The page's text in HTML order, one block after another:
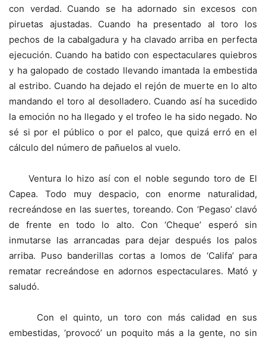
con verdad. Cuando se ha adornado sin excesos con
piruetas ajustadas. Cuando ha presentado al toro los
pechos de la cabalgadura y ha clavado arriba en perfecta
ejecución. Cuando ha batido con espectaculares quiebros
y ha galopado de costado llevando imantada la embestida
al estribo. Cuando ha dejado el rejón de muerte en lo alto
mandando el toro al desolladero. Cuando así ha sucedido
la emoción no ha llegado y el trofeo le ha sido negado. No
sé si por el público o por el palco, que quizá erró en el
cálculo del número de pañuelos al vuelo.
Ventura lo hizo así con el noble segundo toro de El
Capea. Todo muy despacio, con enorme naturalidad,
recreándose en las suertes, toreando. Con ‘Pegaso’ clavó
de frente en todo lo alto. Con ‘Cheque’ esperó sin
inmutarse las arrancadas para dejar después los palos
arriba. Puso banderillas cortas a lomos de ‘Califa’ para
rematar recreándose en adornos espectaculares. Mató y
saludó.
Con el quinto, un toro con más calidad en sus
embestidas, ‘provocó’ un poquito más a la gente, no sin